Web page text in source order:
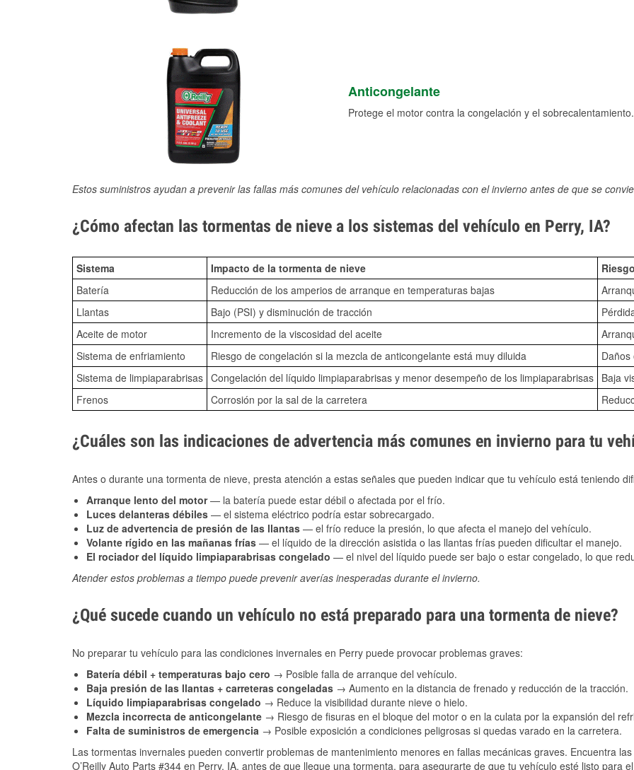
Anticongelante
Protege el motor contra la congelación y el sobrecalentamiento.
Estos suministros ayudan a prevenir las fallas más comunes del vehículo relacionadas con el invierno antes de que se
¿Cómo afectan las tormentas de nieve a los sistemas del vehículo en Perry, IA?
Sistema Impacto de la tormenta de nieve
Batería
Reducción de los amperios de arranque en temperaturas bajas
Llantas
Bajo (PSI) y disminución de tracción
Aceite de motor
Incremento de la viscosidad del aceite
Sistema de enfriamiento
Riesgo de congelación si la mezcla de anticongelante está muy diluida
Sistema de limpiaparabrisas Congelación del líquido limpiaparabrisas y menor desempeño de los limpiaparabrisas Baja
Frenos
Corrosión por la sal de la carretera
¿Cuáles son las indicaciones de advertencia más comunes en invierno para tu
Antes o durante una tormenta de nieve, presta atención a estas señales que pueden indicar que tu vehículo está teniendo
Arranque lento del motor— la batería puede estar débil o afectada por el frío.
Luces delanteras débiles — el sistema eléctrico podría estar sobrecargado.
Luz de advertencia de presión de las llantas — el frío reduce la presión, lo que afecta el manejo del vehículo.
Volante rígido en las mañanas frías — el líquido de la dirección asistida o las llantas frías pueden dificultar el manejo.
El rociador del líquido limpiaparabrisas congelado — el nivel del líquido puede ser bajo o estar congelado, lo que
Atender estos problemas a tiempo puede prevenir averías inesperadas durante el invierno.
¿Qué sucede cuando un vehículo no está preparado para una tormenta de nieve?
No preparar tu vehículo para las condiciones invernales en Perry puede provocar problemas graves:
Batería débil + temperaturas bajo cero → Posible falla de arranque del vehículo.
Baja presión de las llantas + carreteras congeladas → Aumento en la distancia de frenado y reducción de la tracción.
Líquido limpiaparabrisas congelado → Reduce la visibilidad durante nieve o hielo.
Mezcla incorrecta de anticongelante → Riesgo de fisuras en el bloque del motor o en la culata por la expansión del
Falta de suministros de emergencia → Posible exposición a condiciones peligrosas si quedas varado en la carretera.
Las tormentas invernales pueden convertir problemas de mantenimiento menores en fallas mecánicas graves. Encuentra
O’Reilly Auto Parts #344 en Perry, IA, antes de que llegue una tormenta, para asegurarte de que tu vehículo esté listo para